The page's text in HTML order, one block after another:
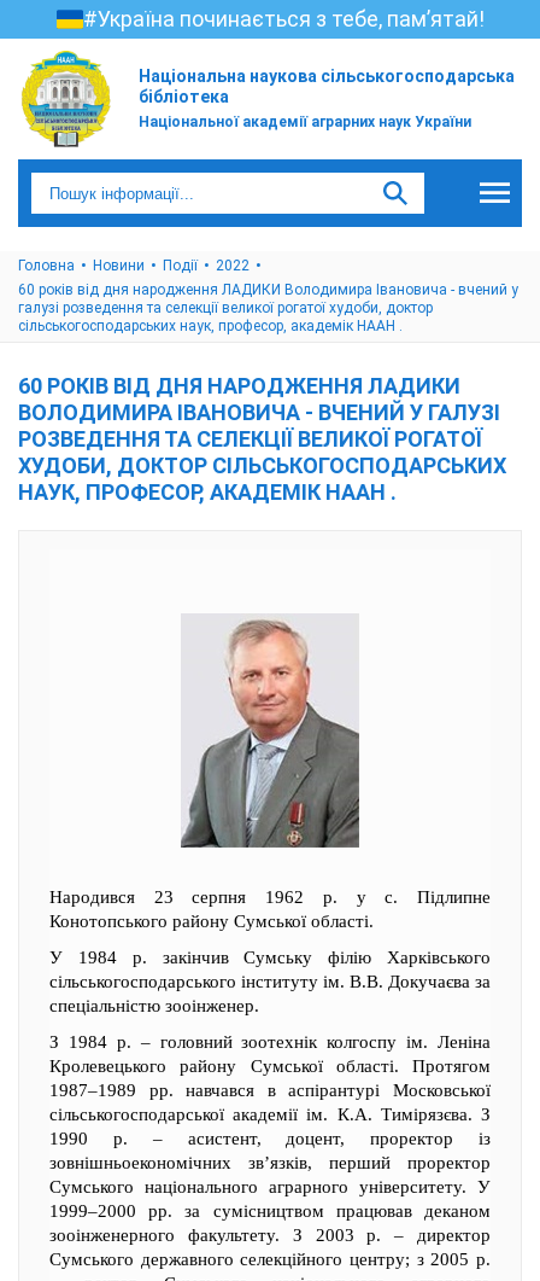
#Україна починається з тебе, пам’ятай!
Національна наукова сільськогосподарська
бібліотека
Національної академії аграрних наук України
Головна Новини Події
2022
60 років від дня народження ЛАДИКИ Володимира Івановича - вчений у
галузі розведення та селекції великої рогатої худоби, доктор
сільськогосподарських наук, професор, академік НААН .
60 РОКІВ ВІД ДНЯ НАРОДЖЕННЯ ЛАДИКИ
ВОЛОДИМИРА ІВАНОВИЧА - ВЧЕНИЙ У ГАЛУЗІ
РОЗВЕДЕННЯ ТА СЕЛЕКЦІЇ ВЕЛИКОЇ РОГАТОЇ
ХУДОБИ, ДОКТОР СІЛЬСЬКОГОСПОДАРСЬКИХ
НАУК, ПРОФЕСОР, АКАДЕМІК НААН .
Народився 23 серпня 1962 р. у с. Підлипне
Конотопського району Сумської області.
У 1984 р. закінчив Сумську філію Харківського
сільськогосподарського інституту ім. В.В. Докучаєва за
спеціальністю зооінженер.
З 1984 р. – головний зоотехнік колгоспу ім. Леніна
Кролевецького району Сумської області. Протягом
1987–1989 рр. навчався в аспірантурі Московської
сільськогосподарської академії ім. К.А. Тимірязєва. З
1990 р. – асистент, доцент, проректор із
зовнішньоекономічних зв’язків, перший проректор
Сумського національного аграрного університету. У
1999–2000 рр. за сумісництвом працював деканом
зооінженерного факультету. З 2003 р. – директор
Сумського державного селекційного центру; з 2005 р.